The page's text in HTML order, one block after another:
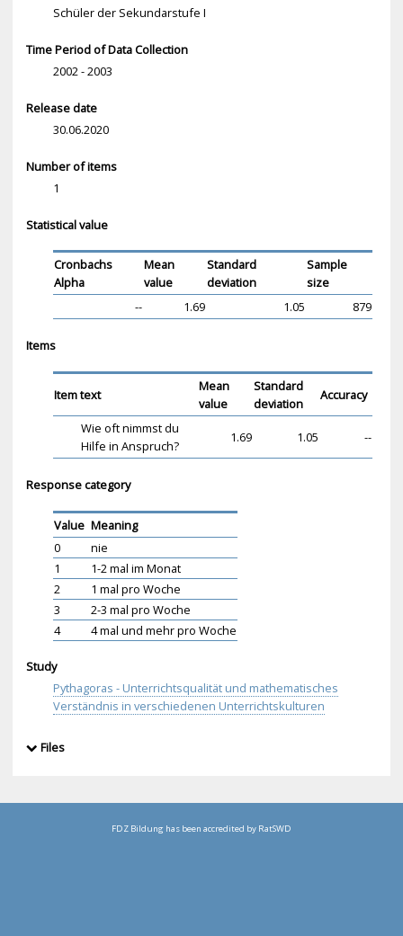
Schüler der Sekundarstufe I
Time Period of Data Collection
2002 - 2003
Release date
30.06.2020
Number of items
1
Statistical value
Cronbachs
Alpha
Mean
value
Standard
deviation
Sample
size
--
1.69 1.05 879
Items
Item text
Mean
value
Standard
deviation
Accuracy
Wie oft nimmst du
Hilfe in Anspruch?
1.69 1.05 --
Response category
Value Meaning
0
nie
1
1-2 mal im Monat
2
1 mal pro Woche
3
2-3 mal pro Woche
4
4 mal und mehr pro Woche
Study
Pythagoras - Unterrichtsqualität und mathematisches
Verständnis in verschiedenen Unterrichtskulturen
Files
FDZ Bildung has been accredited by RatSWD